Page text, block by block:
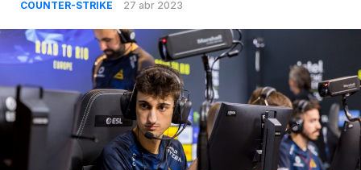
COUNTER-STRIKE 27 abr 2023